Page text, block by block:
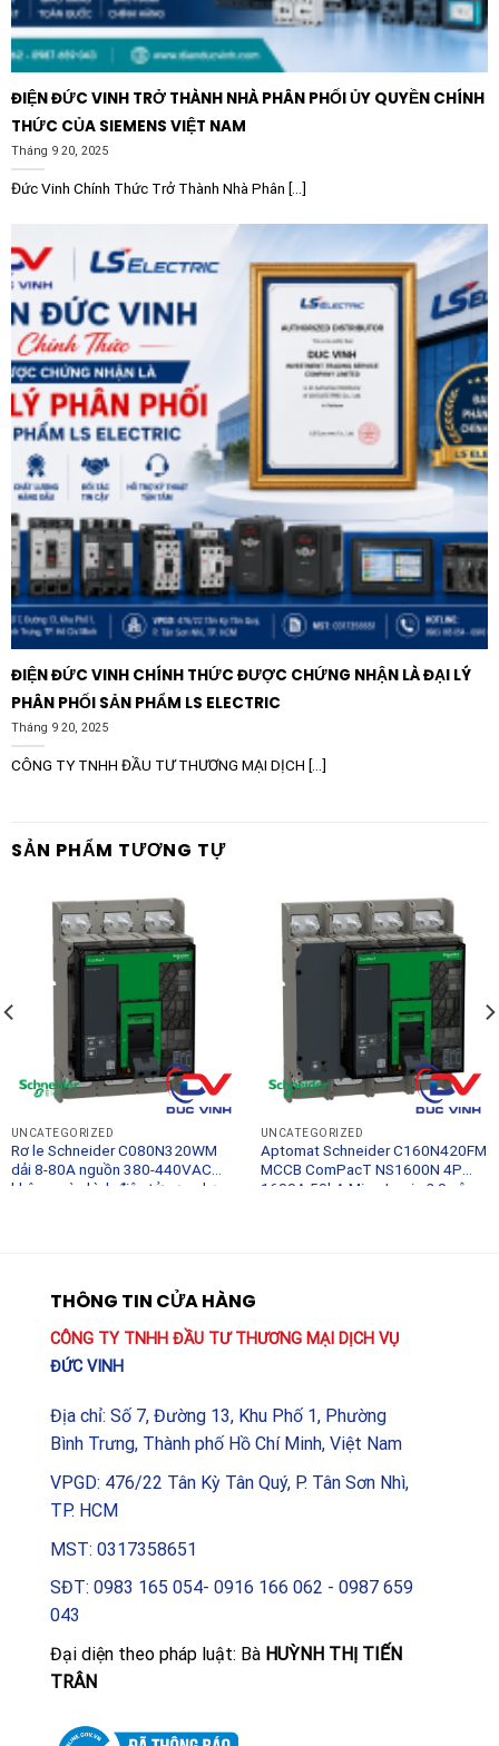
cho hệ thống máy chủ yêu cầu độ ổn định điện năng
cực cao.
khu phức hợp yêu cầu hệ thống điện an toàn tuyệt
đối.
Với chất lượng đạt chuẩn châu Âu và khả năng vận
ComPacT NS1000H 3P 1000A 70kA 415VAC bộ
MicroLogic 2.0 là sự lựa chọn hàng đầu cho các kỹ sư
và nhà thầu điện đang tìm kiếm một giải pháp bảo vệ
hệ thống điện hạ thế toàn diện và chuyên nghiệp.
ĐIỆN ĐỨC VINH TRỞ THÀNH NHÀ PHÂN PHỐI ỦY QUYỀN CHÍNH
THỨC CỦA SIEMENS VIỆT NAM
Tháng 9 20, 2025
Đức Vinh Chính Thức Trở Thành Nhà Phân [...]
ĐIỆN ĐỨC VINH CHÍNH THỨC ĐƯỢC CHỨNG NHẬN LÀ ĐẠI LÝ
PHÂN PHỐI SẢN PHẨM LS ELECTRIC
Tháng 9 20, 2025
CÔNG TY TNHH ĐẦU TƯ THƯƠNG MẠI DỊCH [...]
SẢN PHẨM TƯƠNG TỰ
UNCATEGORIZED
Rơ le Schneider C080N320WM
dải 8-80A nguồn 380-440VAC
không màn hình điện tử gọn nhẹ
UNCATEGORIZED
Aptomat Schneider C160N420FM
MCCB ComPacT NS1600N 4P
1600A 50kA MicroLogic 2.0 vận
THÔNG TIN CỬA HÀNG
CÔNG TY TNHH ĐẦU TƯ THƯƠNG MẠI DỊCH VỤ
ĐỨC VINH
Địa chỉ: Số 7, Đường 13, Khu Phố 1, Phường
Bình Trưng, Thành phố Hồ Chí Minh, Việt Nam
VPGD: 476/22 Tân Kỳ Tân Quý, P. Tân Sơn Nhì,
TP. HCM
MST: 0317358651
SĐT: 0983 165 054- 0916 166 062 - 0987 659
043
Đại diện theo pháp luật: Bà HUỲNH THỊ TIẾN
TRÂN